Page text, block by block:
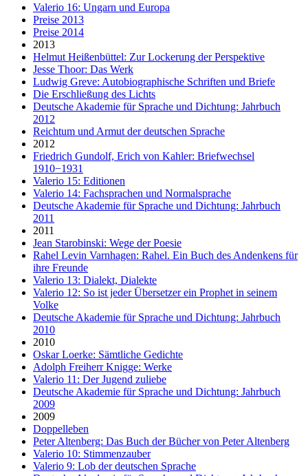
Valerio 16: Ungarn und Europa
Preise 2013
Preise 2014
2013
Helmut Heißenbüttel: Zur Lockerung der Perspektive
Jesse Thoor: Das Werk
Ludwig Greve: Autobiographische Schriften und Briefe
Die Erschließung des Lichts
Deutsche Akademie für Sprache und Dichtung: Jahrbuch
2012
Reichtum und Armut der deutschen Sprache
2012
Friedrich Gundolf, Erich von Kahler: Briefwechsel
1910−1931
Valerio 15: Editionen
Valerio 14: Fachsprachen und Normalsprache
Deutsche Akademie für Sprache und Dichtung: Jahrbuch
2011
2011
Jean Starobinski: Wege der Poesie
Rahel Levin Varnhagen: Rahel. Ein Buch des Andenkens für
ihre Freunde
Valerio 13: Dialekt, Dialekte
Valerio 12: So ist jeder Übersetzer ein Prophet in seinem
Volke
Deutsche Akademie für Sprache und Dichtung: Jahrbuch
2010
2010
Oskar Loerke: Sämtliche Gedichte
Adolph Freiherr Knigge: Werke
Valerio 11: Der Jugend zuliebe
Deutsche Akademie für Sprache und Dichtung: Jahrbuch
2009
2009
Doppelleben
Peter Altenberg: Das Buch der Bücher von Peter Altenberg
Valerio 10: Stimmenzauber
Valerio 9: Lob der deutschen Sprache